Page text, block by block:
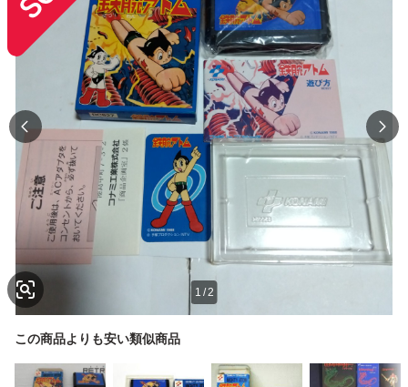
1 /2
この商品よりも安い類似商品